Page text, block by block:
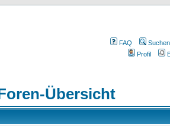
FAQ
Suchen
Profil
Übersicht